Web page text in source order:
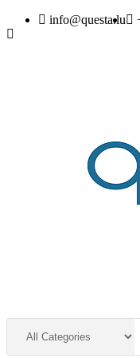
info@questa.lu